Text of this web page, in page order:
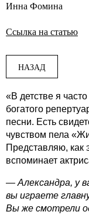
Инна Фомина
Ссылка на статью
НАЗАД
«В детстве я
богатого
песни. Есть
чувством пела
Представляю, как
вспоминает
— Александра, у
вы играете
Вы же смотрели